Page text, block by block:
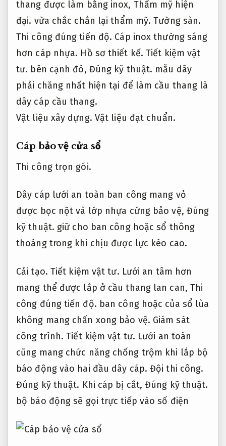
thang được làm bằng inox, Thẩm mỹ hiện
đại. vừa chắc chắn lại thẩm mỹ.Tường sàn.
Thi công đúng tiến độ. Cáp inox thường sáng
hơn cáp nhựa. Hồ sơ thiết kế. Tiết kiệm vật
tư. bên cạnh đó, Đúng kỹ thuật. mẫu dây
phải chăng nhất hiện tại để làm cầu thang là
dây cáp cầu thang.
Vật liệu xây dựng. Vật liệu đạt chuẩn.
Cáp bảo vệ cửa sổ
Thi công trọn gói.
Dây cáp lưới an toàn ban công mang vỏ
được bọc nột và lớp nhựa cứng bảo vệ, Đúng
kỹ thuật. giữ cho ban công hoặc sổ thông
thoáng trong khi chịu được lực kéo cao.
Cải tạo. Tiết kiệm vật tư. Lưới an tâm hơn
mang thể được lắp ở cầu thang lan can, Thi
công đúng tiến độ. ban công hoặc của sổ lùa
không mang chấn xong bảo vệ. Giám sát
công trình. Tiết kiệm vật tư. Lưới an toàn
cũng mang chức năng chống trộm khi lắp bộ
báo động vào hai đầu dây cáp. Đội thi công.
Đúng kỹ thuật. Khi cáp bị cắt,Đúng kỹ thuật.
bộ báo động sẽ gọi trực tiếp vào số điện